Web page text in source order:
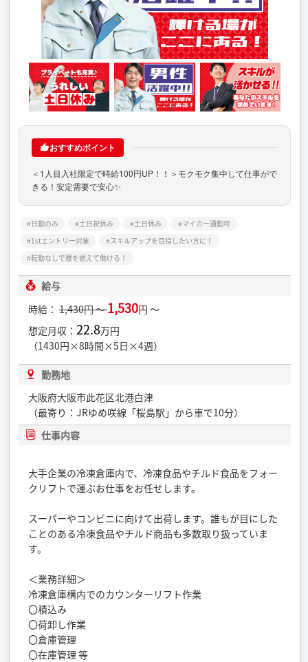
おすすめポイント
＜1人目入社限定で時給100円UP！！＞モクモク集中して仕事がで
きる！安定需要で安心✨
日勤のみ 土日祝休み 土日休み
マイカー通勤可
1stエントリー対象
スキルアップを目指したい方に！
転勤なしで腰を据えて働ける！
給与
時給：1,430円 ～1,530円 ～
想定月収：22.8万円
（1430円×8時間×5日×4週）
勤務地
大阪府大阪市此花区北港白津
（最寄り：JRゆめ咲線「桜島駅」から車で10分）
仕事内容
大手企業の冷凍倉庫内で、冷凍食品やチルド食品をフォー
クリフトで運ぶお仕事をお任せします。
スーパーやコンビニに向けて出荷します。誰もが目にした
ことのある冷凍食品やチルド商品も多数取り扱っていま
す。
＜業務詳細＞
冷凍倉庫構内でのカウンターリフト作業
〇積込み
〇荷卸し作業
〇倉庫管理
〇在庫管理 等